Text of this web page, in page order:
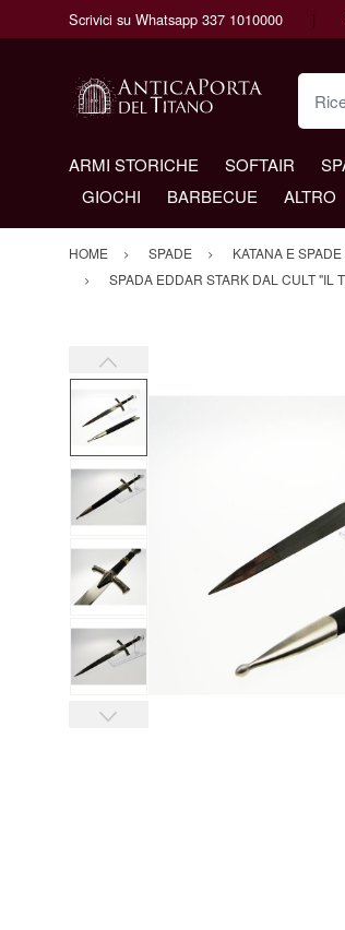
Scrivici su Whatsapp 337 1010000
ARMI STORICHE SOFTAIR
GIOCHI
BARBECUE ALTRO
HOME SPADE KATANA E
SPADA EDDAR STARK DAL CULT "IL